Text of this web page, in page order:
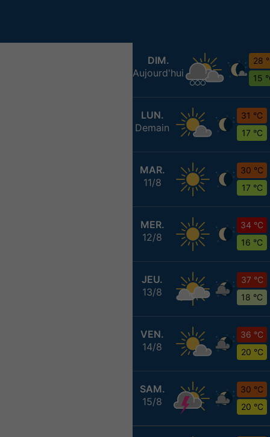
DIM.
Aujourd'hui
28
15
LUN.
Demain
31 °C
17 °C
MAR.
11/8
30 °C
17 °C
MER.
12/8
34 °C
16 °C
JEU.
13/8
37 °C
18 °C
VEN.
14/8
36 °C
20 °C
SAM.
15/8
30 °C
20 °C